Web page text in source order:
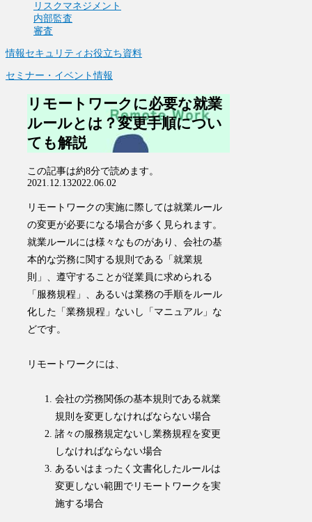
リスクマネジメント
内部監査
審査
情報セキュリティお役立ち資料
セミナー・イベント情報
リモートワークに必要な就業
ルールとは？変更手順につい
ても解説
この記事は約8分で読めます。
2021.12.132022.06.02
リモートワークの実施に際しては就業ルール
の変更が必要になる場合が多く見られます。
就業ルールには様々なものがあり、会社の基
本的な労務に関する規則である「就業規
則」、遵守することが従業員に求められる
「服務規程」、あるいは業務の手順をルール
化した「業務規程」ないし「マニュアル」な
どです。
リモートワークには、
会社の労務関係の基本規則である就業
規則を変更しなければならない場合
諸々の服務規定ないし業務規程を変更
しなければならない場合
あるいはまったく文書化したルールは
変更しない範囲でリモートワークを実
施する場合